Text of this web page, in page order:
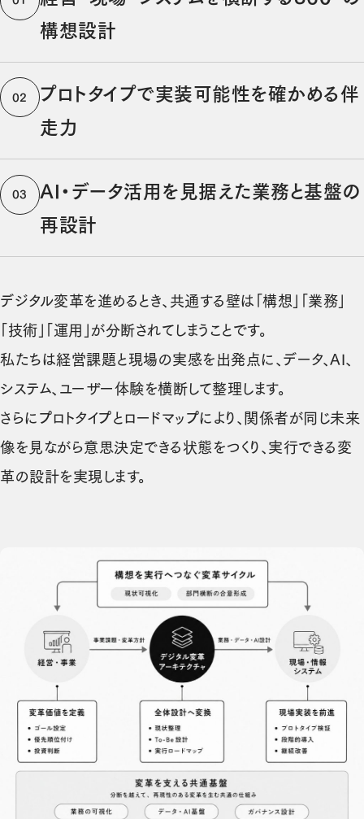
構想設計
02
プロトタイプで実装可能性を確かめる伴
走力
03
AI・データ活用を見据えた業務と基盤の
再設計
デジタル変革を進めるとき、共通する壁は「構想」「業務」
「技術」「運用」が分断されてしまうことです。
私たちは経営課題と現場の実感を出発点に、データ、AI、
システム、ユーザー体験を横断して整理します。
さらにプロトタイプとロードマップにより、関係者が同じ未来
像を見ながら意思決定できる状態をつくり、実行できる変
革の設計を実現します。